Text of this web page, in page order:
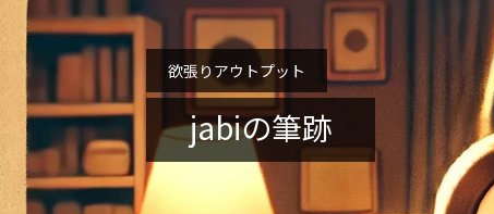
欲張りアウトプット
jabiの筆跡